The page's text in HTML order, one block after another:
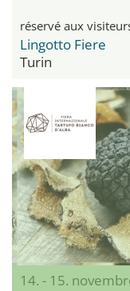
réservé aux
Lingotto Fiere
Turin
14. - 15.